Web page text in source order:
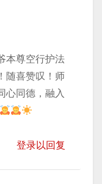
本尊空行护法
随喜赞叹！师
心同德，融入
登录以回复